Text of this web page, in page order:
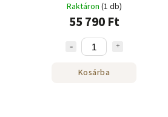
Raktáron (1 db)
55 790 Ft
Kosárba